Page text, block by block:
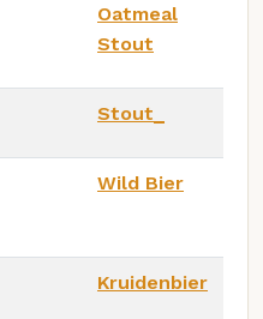
Oatmeal
Stout
Stout_
Wild Bier
Kruidenbier